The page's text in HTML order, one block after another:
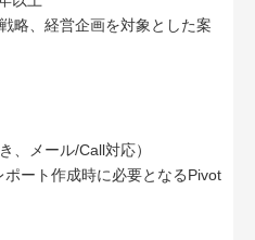
略、経営企画を対象とした案
、メール/Call対応）
ポート作成時に必要となるPivot